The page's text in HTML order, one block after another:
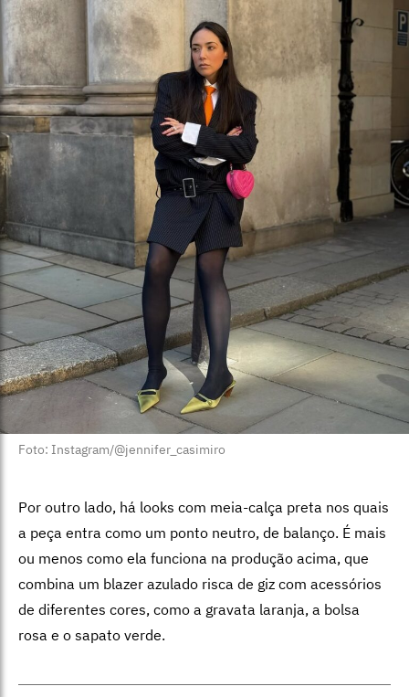
Foto: Instagram/@jennifer_casimiro
Por outro lado, há looks com meia-calça preta nos quais
a peça entra como um ponto neutro, de balanço. É mais
ou menos como ela funciona na produção acima, que
combina um blazer azulado risca de giz com acessórios
de diferentes cores, como a gravata laranja, a bolsa
rosa e o sapato verde.